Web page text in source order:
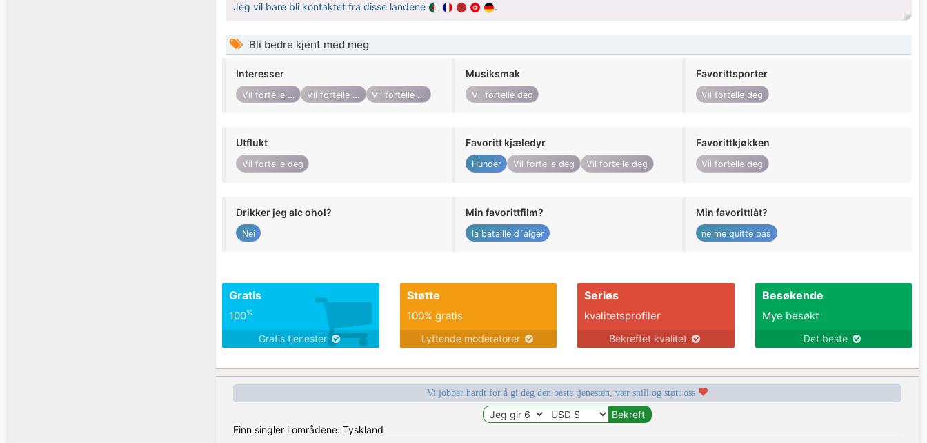
Jeg vil bare bli kontaktet fra disse landene
.
Bli bedre kjent med meg
Interesser
Vil fortelle deg Vil fortelle deg Vil fortelle deg
Musiksmak
Vil fortelle deg
Favorittsporter
Vil fortelle deg
Utflukt
Vil fortelle deg
Favoritt kjæledyr
Hunder Vil fortelle deg Vil fortelle deg
Favorittkjøkken
Vil fortelle deg
Drikker jeg alc ohol?
Nei
Min favorittfilm?
la bataille d´alger
Min favorittlåt?
ne me quitte pas
Gratis
100%
Gratis tjenester
Støtte
100% gratis
Lyttende moderatorer
Seriøs
kvalitetsprofiler
Bekreftet kvalitet
Besøkende
Mye besøkt
Det beste
Vi jobber hardt for å gi deg den beste tjenesten, vær snill og støtt oss
Finn singler i områdene: Tyskland